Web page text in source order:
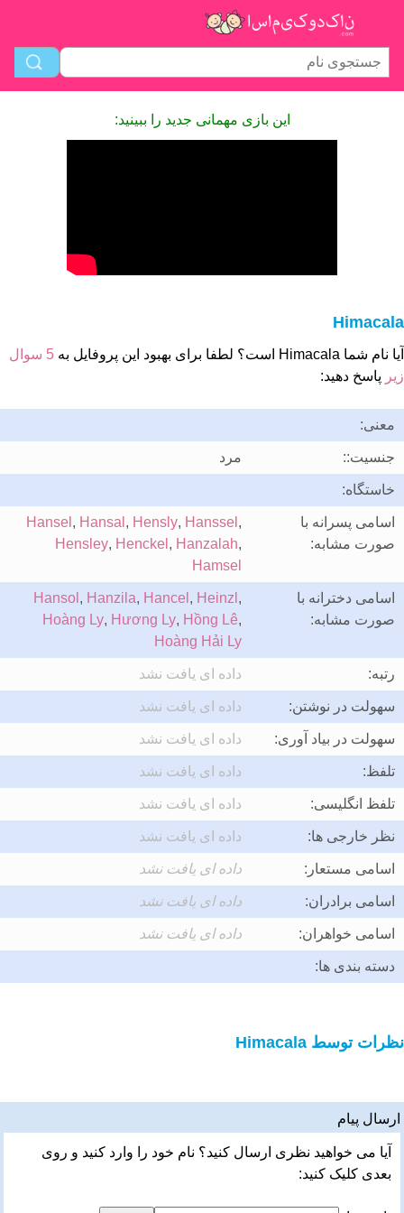
این بازی مهمانی جدید را ببینید:
Himacala
آیا نام شما Himacala است؟ لطفا برای بهبود این پروفایل به
5 سوال
زیر پاسخ دهید:
معنی:
جنسیت:: مرد
خاستگاه:
اسامی پسرانه با
صورت مشابه:
Hansel , Hansal , Hensly, Hanssel ,
Hensley, Henckel , Hanzalah,
Hamsel
اسامی دخترانه با
صورت مشابه:
Hansol , Hanzila, Hancel , Heinzl ,
Hoàng Ly, Hương Ly, Hồng Lê,
Hoàng Hải Ly
رتبه: داده ای یافت نشد
سهولت در نوشتن: داده ای یافت نشد
سهولت در بیاد آوری: داده ای یافت نشد
تلفظ: داده ای یافت نشد
تلفظ انگلیسی: داده ای یافت نشد
نظر خارجی ها: داده ای یافت نشد
اسامی مستعار: داده ای یافت نشد
اسامی برادران: داده ای یافت نشد
اسامی خواهران: داده ای یافت نشد
دسته بندی ها:
نظرات توسط Himacala
ارسال پیام
آیا می خواهید نظری ارسال کنید؟ نام خود را وارد کنید و روی
بعدی کلیک کنید: